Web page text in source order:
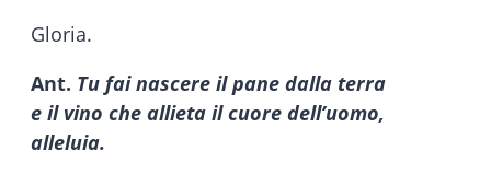
Gloria.
Ant. Tu fai nascere il pane dalla terra
e il vino che allieta il cuore dell’uomo,
alleluia.